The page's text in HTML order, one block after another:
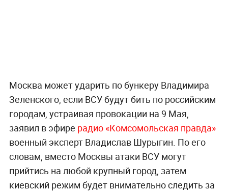
Москва может ударить по бункеру Владимира
Зеленского, если ВСУ будут бить по российским
городам, устраивая провокации на 9 Мая,
заявил в эфире радио «Комсомольская правда»
военный эксперт Владислав Шурыгин. По его
словам, вместо Москвы атаки ВСУ могут
прийтись на любой крупный город, затем
киевский режим будет внимательно следить за